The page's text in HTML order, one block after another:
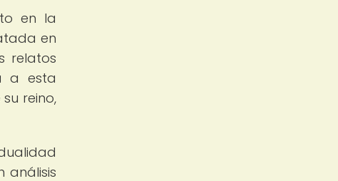
en la
en
relatos
a esta
reino,
análisis